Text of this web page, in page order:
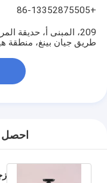
+86-13352875505
طريق جيان بينغ، منطقة هيلونغ،